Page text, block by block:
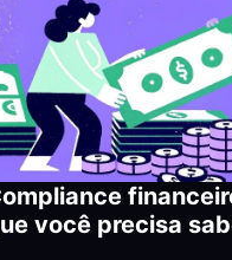
você precisa